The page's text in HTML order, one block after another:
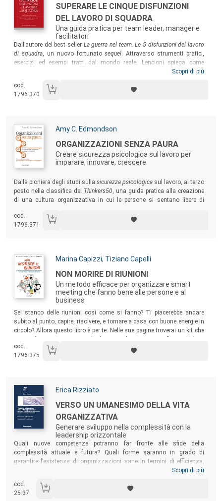
Titolo:
SUPERARE LE CINQUE DISFUNZIONI
DEL LAVORO DI SQUADRA
Una guida pratica per team leader, manager e
facilitatori
Sommario:
Dall’autore del best seller La guerra nel team. Le 5 disfunzioni del lavoro
di squadra, un nuovo fortunatosequel . Attraverso strumenti pratici,
esercizi ed esempi tratti dal mondo reale, Lencioni spiega come
concretamente superare le cinque celebri disfunzioni che paralizzano il
affianca a considerazioni generali la narrazione di storie
emblematiche di vita quotidiana nel mondo delle organizzazioni.
Scopri di più
cod.
1796.370
Autori:
Amy C. Edmondson
Titolo:
ORGANIZZAZIONI SENZA PAURA
Creare sicurezza psicologica sul lavoro per
imparare, innovare, crescere
Dalla pioniera degli studi sulla sicurezza psicologica sul lavoro, al terzo
posto nella classifica dei Thinkers50 , una guida pratica alla creazione
di una cultura organizzativa in cui le persone si sentano libere di
competenze.
cod.
1796.371
Autori:
Marina Capizzi, Tiziano Capelli
Titolo:
NON MORIRE DI RIUNIONI
Un metodo efficace per organizzare smart
meeting che fanno bene alle persone e al
business
Sei stanco delle riunioni così come si fanno? Ti piacerebbe andare
subito al punto, capire, risolvere, e tornare a casa con buone energie in
circolo? Allora questo libro è per te. Nelle sue pagine troverai un kit che
smart meeting, attraverso alcuni passaggi: finalizzazione,
focalizzazione e
cod.
1796.375
Autori:
Erica Rizziato
Titolo:
VERSO UN UMANESIMO DELLA VITA
ORGANIZZATIVA
Generare sviluppo nella complessità con la
leadership orizzontale
Sommario:
Quali nuove competenze potranno far fronte alle sfide della
complessità attuale e futura? Quali forme saranno in grado di
garantire l’esistenza di organizzazioni sane in termini di efficienza,
efficacia, sostenibilità, senso e motivazione? Per rispondere a queste
persona e dell’organizzazione e una metodologia che delinea un
percorso pratico in cui esse entrano in connessione: la
Scopri di più
cod.
25.37